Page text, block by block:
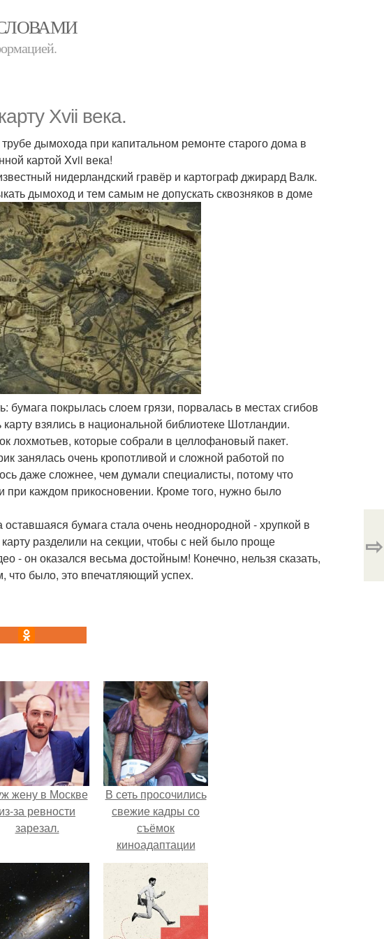
Xvii века.
дымохода при капитальном ремонте старого дома в
картой Xvii века!
нидерландский гравёр и картограф джирард Валк.
дымоход и тем самым не допускать сквозняков в доме
бумага покрылась слоем грязи, порвалась в местах сгибов
взялись в национальной библиотеке Шотландии.
лохмотьев, которые собрали в целлофановый пакет.
занялась очень кропотливой и сложной работой по
даже сложнее, чем думали специалисты, потому что
каждом прикосновении. Кроме того, нужно было
бумага стала очень неоднородной - хрупкой в
разделили на секции, чтобы с ней было проще
- он оказался весьма достойным! Конечно, нельзя сказать,
что было, это впечатляющий успех.
⇨
жену в Москве
из-за ревности
зарезал.
В сеть просочились
свежие кадры со
съёмок
киноадаптации
"Рапунцель", и всё
внимание
моментально
оказалось
приковано к Тиган